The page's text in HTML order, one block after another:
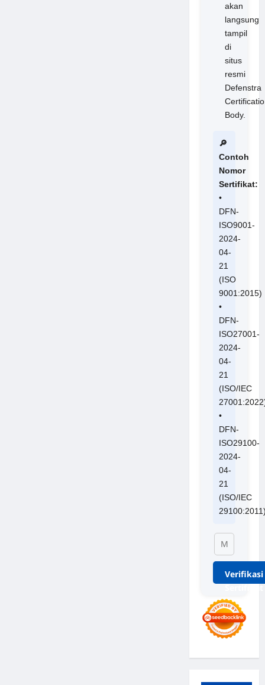
akan
langsung
tampil
di
situs
resmi
Defenstra
Body.
🔎
Contoh
Nomor
Sertifikat:
•
DFN-
ISO9001-
2024-
04-
21
(ISO
9001:2015)
•
DFN-
ISO27001-
2024-
04-
21
(ISO/IEC
•
DFN-
ISO29100-
2024-
04-
21
(ISO/IEC
Verifikasi
Sertifikat